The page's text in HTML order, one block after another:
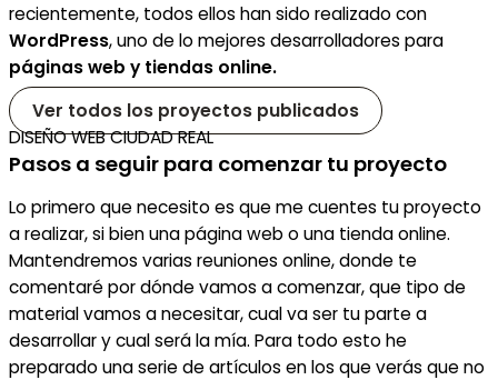
recientemente, todos ellos han sido realizado con
WordPress, uno de lo mejores desarrolladores para
páginas web y tiendas online.
Ver todos los proyectos publicados
DISEÑO WEB CIUDAD REAL
Pasos a seguir para comenzar tu proyecto
Lo primero que necesito es que me cuentes tu proyecto
a realizar, si bien una página web o una tienda online.
Mantendremos varias reuniones online, donde te
comentaré por dónde vamos a comenzar, que tipo de
material vamos a necesitar, cual va ser tu parte a
desarrollar y cual será la mía. Para todo esto he
preparado una serie de artículos en los que verás que no